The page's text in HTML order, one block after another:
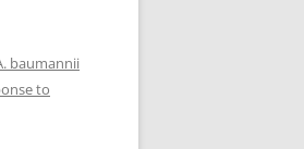
baumannii
to